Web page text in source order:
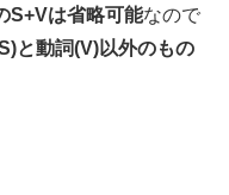
S+Vは省略可能なので
と動詞(V)以外のもの